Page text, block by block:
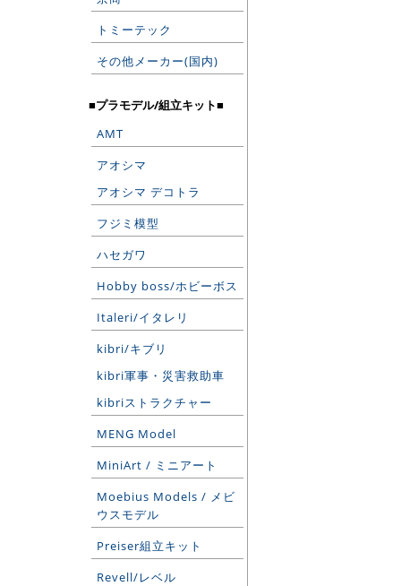
トミーテック
その他メーカー(国内)
■プラモデル/組立キット■
AMT
アオシマ
アオシマ デコトラ
フジミ模型
ハセガワ
Hobby boss/ホビーボス
Italeri/イタレリ
kibri/キブリ
kibri軍事・災害救助車
kibriストラクチャー
MENG Model
MiniArt / ミニアート
Moebius Models / メビ
ウスモデル
Preiser組立キット
Revell/レベル